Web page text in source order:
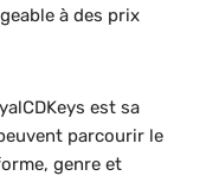
à des prix
est sa
parcourir le
genre et